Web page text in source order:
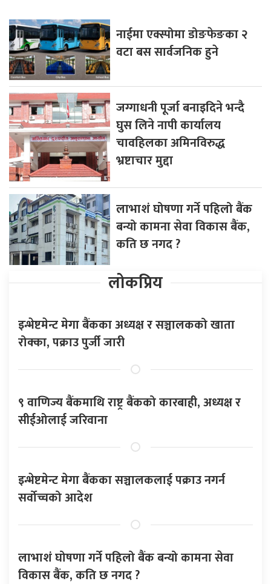
नाईमा एक्स्पोमा डोङफेङका २
वटा बस सार्वजनिक हुने
जग्गाधनी पूर्जा बनाइदिने भन्दै
घुस लिने नापी कार्यालय
चावहिलका अमिनविरुद्ध
भ्रष्टाचार मुद्दा
लाभाशं घोषणा गर्ने पहिलो बैंक
बन्यो कामना सेवा विकास बैंक,
कति छ नगद ?
लोकप्रिय
इन्भेष्टमेन्ट मेगा बैंकका अध्यक्ष र सञ्चालकको खाता
रोक्का, पक्राउ पुर्जी जारी
९ वाणिज्य बैंकमाथि राष्ट्र बैंकको कारबाही, अध्यक्ष र
सीईओलाई जरिवाना
इन्भेष्टमेन्ट मेगा बैंकका सञ्चालकलाई पक्राउ नगर्न
सर्वोच्चको आदेश
लाभाशं घोषणा गर्ने पहिलो बैंक बन्यो कामना सेवा
विकास बैंक, कति छ नगद ?